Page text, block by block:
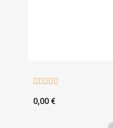
    
0,00 €